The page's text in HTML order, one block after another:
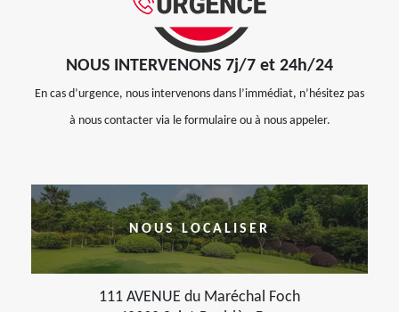
NOUS INTERVENONS 7j/7 et 24h/24
En cas d’urgence, nous intervenons dans l’immédiat, n’hésitez pas
à nous contacter via le formulaire ou à nous appeler.
NOUS LOCALISER
111 AVENUE du Maréchal Foch